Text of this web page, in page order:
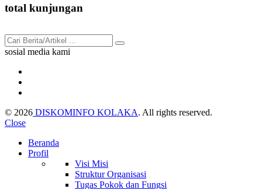
total kunjungan
sosial media kami
© 2026 DISKOMINFO KOLAKA. All rights reserved.
Close
Beranda
Profil
Visi Misi
Struktur Organisasi
Tugas Pokok dan Fungsi